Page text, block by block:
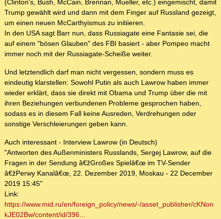
(Clinton's, Bush, McCain, Brennan, Mueller, etc.) eingemischt, damit
Trump gewählt wird und dann mit dem Finger auf Russland gezeigt,
um einen neuen McCarthyismus zu initiieren.
In den USA sagt Barr nun, dass Russiagate eine Fantasie sei, die
auf einem "bösen Glauben" des FBI basiert - aber Pompeo macht
immer noch mit der Russiagate-Scheiße weiter.
Und letztendlich darf man nicht vergessen, sondern muss es
eindeutig klarstellen: Sowohl Putin als auch Lawrow haben immer
wieder erklärt, dass sie direkt mit Obama und Trump über die mit
ihren Beziehungen verbundenen Probleme gesprochen haben,
sodass es in diesem Fall keine Ausreden, Verdrehungen oder
sonstige Verschleierungen geben kann.
Auch interessant - Interview Lawrow (in Deutsch)
"Antworten des Außenministers Russlands, Sergej Lawrow, auf die
Fragen in der Sendung â€žGroßes Spielâ€œ im TV-Sender
â€žPerwy Kanalâ€œ, 22. Dezember 2019, Moskau - 22 December
2019 15:45"
Link:
https://www.mid.ru/en/foreign_policy/news/-/asset_publisher/cKNon
kJE02Bw/content/id/396...